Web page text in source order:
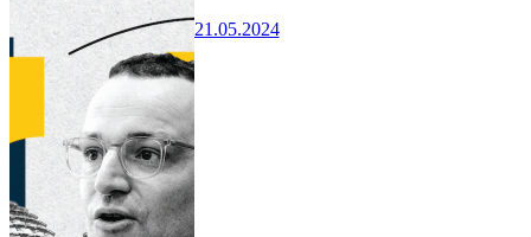
21.05.2024